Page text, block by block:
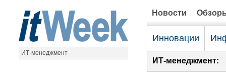
ИТ-менеджмент
Новости
Инновации
ИТ-менеджмент: